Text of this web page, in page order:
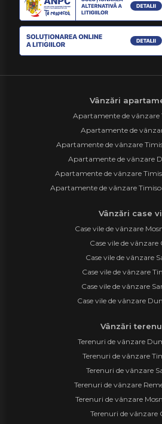
Vânzări
Apartamente de vânzare
Apartamente de
Apartamente de vânzare
Apartamente de vânzare
Apartamente de vânzare
Apartamente de vânzare
Vânzări case
Case vile de vânzare
Case vile de vânzare
Case vile de vânzare
Case vile de vânzare
Case vile de vânzare
Case vile de vânzare
Vânzări
Terenuri de vânzare
Terenuri de vânzare
Terenuri de vânzare
Terenuri de vânzare
Terenuri de vânzare
Terenuri de vânzare